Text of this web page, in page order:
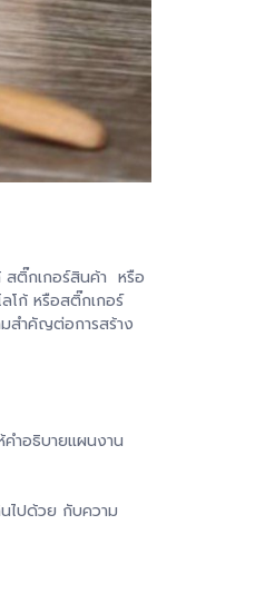
ติ๊กเกอร์สินค้า หรือ
ก้ หรือสติ๊กเกอร์
ำคัญต่อการสร้าง
ำอธิบายแผนงาน
ไปด้วย กับความ